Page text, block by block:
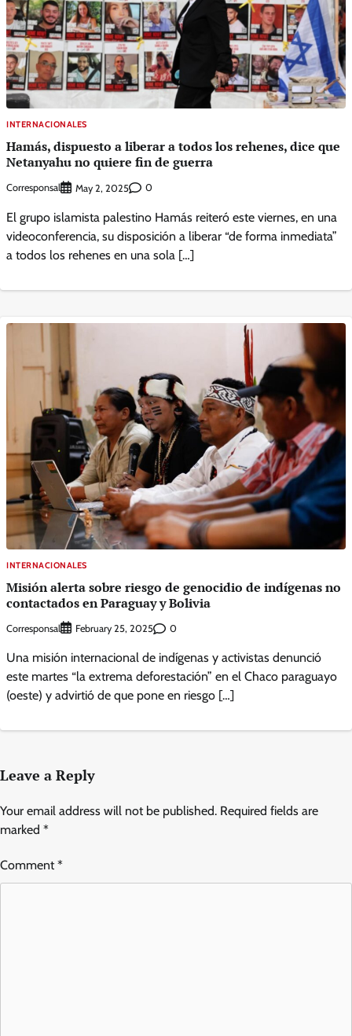
INTERNACIONALES
Hamás, dispuesto a liberar a todos los rehenes, dice que
Netanyahu no quiere fin de guerra
Corresponsal May 2, 2025 0
El grupo islamista palestino Hamás reiteró este viernes, en una
videoconferencia, su disposición a liberar “de forma inmediata”
a todos los rehenes en una sola […]
INTERNACIONALES
Misión alerta sobre riesgo de genocidio de indígenas no
contactados en Paraguay y Bolivia
Corresponsal February 25, 2025 0
Una misión internacional de indígenas y activistas denunció
este martes “la extrema deforestación” en el Chaco paraguayo
(oeste) y advirtió de que pone en riesgo […]
Leave a Reply
Your email address will not be published. Required fields are
marked *
Comment*